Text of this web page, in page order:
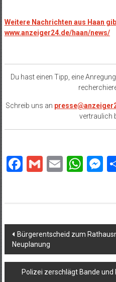
Weitere Nachrichten aus Haan
www.anzeiger24.de/haan/news/
Du hast einen Tipp, eine
Schreib uns an
vertraulich
Facebook
GmailEmail
Bürgerentscheid zum
Neuplanung
Polizei zerschlägt Bande